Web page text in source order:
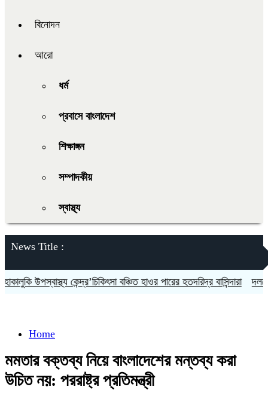
বিনোদন
আরো
ধর্ম
প্রবাসে বাংলাদেশ
শিক্ষাঙ্গন
সম্পাদকীয়
স্বাস্থ্য
News Title :
উপস্বাস্থ্য কেন্দ্র’চিকিৎসা বঞ্চিত হাওর পারের হতদরিদ্র বাসিন্দারা দলকে
Home
মমতার বক্তব্য নিয়ে বাংলাদেশের মন্তব্য করা
উচিত নয়: পররাষ্ট্র প্রতিমন্ত্রী